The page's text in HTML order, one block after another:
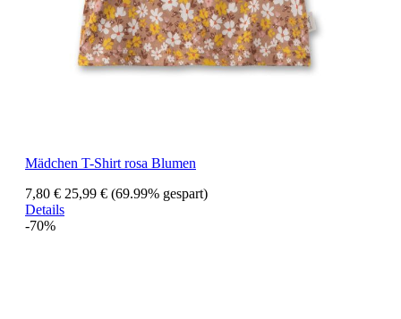
Mädchen T-Shirt rosa Blumen
7,80 € 25,99 € (69.99% gespart)
Details
-70%